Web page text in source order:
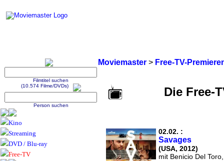
Moviemaster > Free-TV-
Die Free-
02.02. :
Savages
(USA, 2012)
mit Benicio Del
Filmtitel suchen
(10.574 Filme/DVDs)
Person suchen
Kino
Streaming
DVD / Blu-ray
Free-TV